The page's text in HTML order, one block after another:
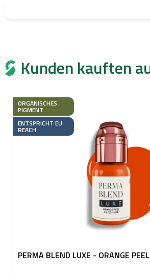
Kunden kauften
ORGANISCHES
PIGMENT
ENTSPRICHT EU
REACH
PERMA BLEND LUXE - ORANGE